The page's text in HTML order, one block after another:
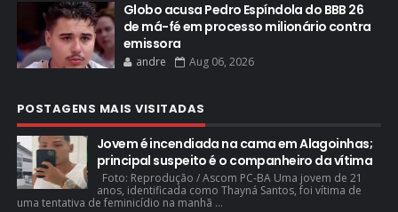
Globo acusa Pedro Espíndola do BBB 26
de má-fé em processo milionário contra
emissora
andre Aug 06, 2026
POSTAGENS MAIS VISITADAS
Jovem é incendiada na cama em Alagoinhas;
principal suspeito é o companheiro da vítima
Foto: Reprodução / Ascom PC-BA Uma jovem de 21
anos, identificada como Thayná Santos, foi vítima de
uma tentativa de feminicídio na manhã ...